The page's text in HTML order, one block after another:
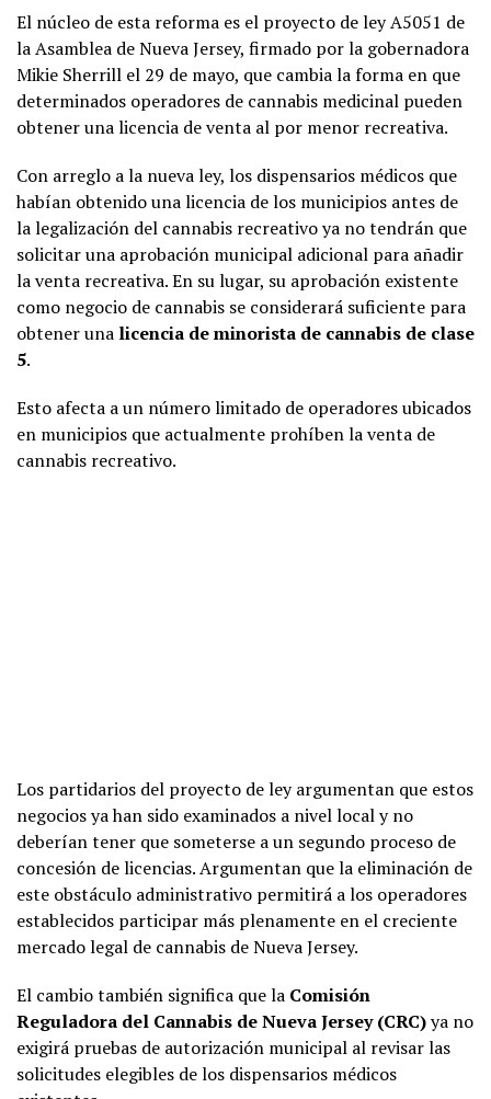
El núcleo de esta reforma es el proyecto de ley A5051 de
la Asamblea de Nueva Jersey, firmado por la gobernadora
Mikie Sherrill el 29 de mayo, que cambia la forma en que
determinados operadores de cannabis medicinal pueden
obtener una licencia de venta al por menor recreativa.
Con arreglo a la nueva ley, los dispensarios médicos que
habían obtenido una licencia de los municipios antes de
la legalización del cannabis recreativo ya no tendrán que
solicitar una aprobación municipal adicional para añadir
la venta recreativa. En su lugar, su aprobación existente
como negocio de cannabis se considerará suficiente para
obtener una licencia de minorista de cannabis de clase
5.
Esto afecta a un número limitado de operadores ubicados
en municipios que actualmente prohíben la venta de
cannabis recreativo.
Los partidarios del proyecto de ley argumentan que estos
negocios ya han sido examinados a nivel local y no
deberían tener que someterse a un segundo proceso de
concesión de licencias. Argumentan que la eliminación de
este obstáculo administrativo permitirá a los operadores
establecidos participar más plenamente en el creciente
mercado legal de cannabis de Nueva Jersey.
El cambio también significa que la Comisión
Reguladora del Cannabis de Nueva Jersey (CRC)ya no
exigirá pruebas de autorización municipal al revisar las
solicitudes elegibles de los dispensarios médicos